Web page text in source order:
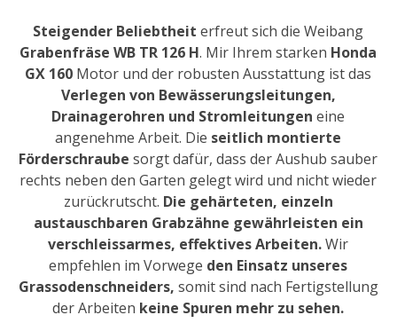
Steigender Beliebtheit erfreut sich die Weibang
Grabenfräse WB TR 126 H. Mir Ihrem starken Honda
GX 160 Motor und der robusten Ausstattung ist das
Verlegen von Bewässerungsleitungen,
Drainagerohren und Stromleitungen eine
angenehme Arbeit. Die seitlich montierte
Förderschraubesorgt dafür, dass der Aushub sauber
rechts neben den Garten gelegt wird und nicht wieder
zurückrutscht. Die gehärteten, einzeln
austauschbaren Grabzähne gewährleisten ein
verschleissarmes, effektives Arbeiten.Wir
empfehlen im Vorwege den Einsatz unseres
Grassodenschneiders, somit sind nach Fertigstellung
der Arbeiten keine Spuren mehr zu sehen.